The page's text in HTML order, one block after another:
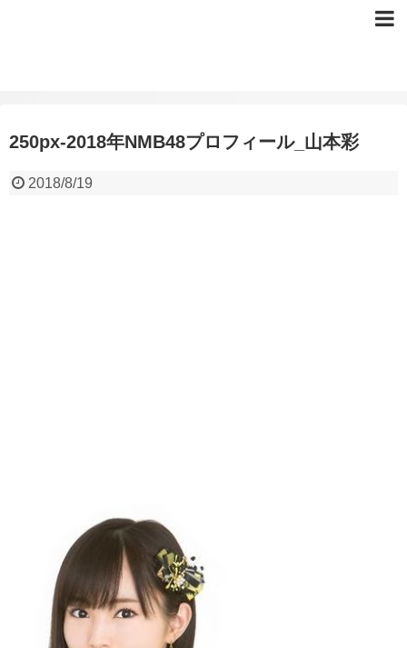
250px-2018年NMB48プロフィール_山本彩
2018/8/19